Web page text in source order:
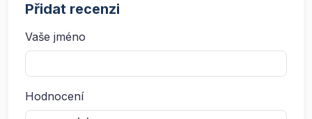
Přidat recenzi
Vaše jméno
Hodnocení